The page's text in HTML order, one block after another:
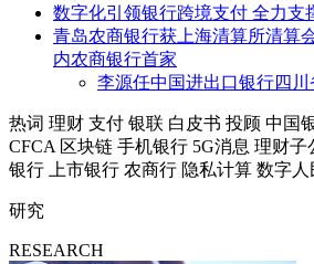
数字化引领银行跨境支付 全力支
青岛农商银行获上海清算所清算
内农商银行首家
李源任中国进出口银行四
热词 理财 支付 银联 白皮书 投顾 中国
CFCA 区块链 手机银行 5G消息 理财子
银行
上市银行 农商行 隐私计算 数字人
研究
RESEARCH